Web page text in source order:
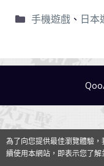
手機遊戲、 日本
為了向您提供最佳瀏覽體驗
續使用本網站，即表示您了